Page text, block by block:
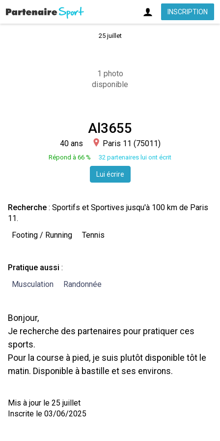
INSCRIPTION
25 juillet
1 photo
disponible
Al3655
40 ans Paris 11 (75011)
Répond à 66 % 32 partenaires lui ont écrit
Lui écrire
Recherche : Sportifs et Sportives jusqu'à 100 km de Paris
11.
Footing / Running
Tennis
Pratique aussi :
Musculation
Randonnée
Bonjour,
Je recherche des partenaires pour pratiquer ces
sports.
Pour la course à pied, je suis plutôt disponible tôt le
matin. Disponible à bastille et ses environs.
Mis à jour le 25 juillet
Inscrite le 03/06/2025